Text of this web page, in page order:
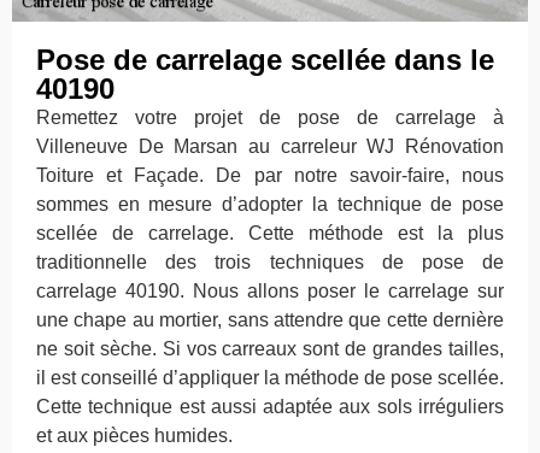
Pose de carrelage scellée dans le
40190
Remettez votre projet de pose de carrelage à
Villeneuve De Marsan au carreleur WJ Rénovation
Toiture et Façade. De par notre savoir-faire, nous
sommes en mesure d’adopter la technique de pose
scellée de carrelage. Cette méthode est la plus
traditionnelle des trois techniques de pose de
carrelage 40190. Nous allons poser le carrelage sur
une chape au mortier, sans attendre que cette dernière
ne soit sèche. Si vos carreaux sont de grandes tailles,
il est conseillé d’appliquer la méthode de pose scellée.
Cette technique est aussi adaptée aux sols irréguliers
et aux pièces humides.